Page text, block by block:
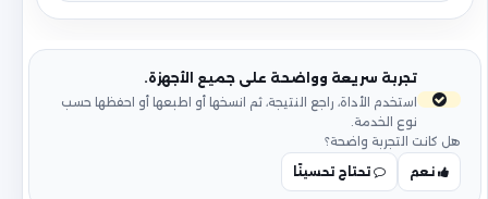
تجربة سريعة وواضحة على جميع الأجهزة.
استخدم الأداة، راجع النتيجة، ثم انسخها أو اطبعها أو احفظها حسب
نوع الخدمة.
هل كانت التجربة واضحة؟
نعم
تحتاج تحسينًا